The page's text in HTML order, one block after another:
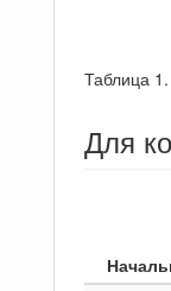
Таблица
Для